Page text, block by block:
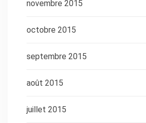
novembre 2015
octobre 2015
septembre 2015
août 2015
juillet 2015